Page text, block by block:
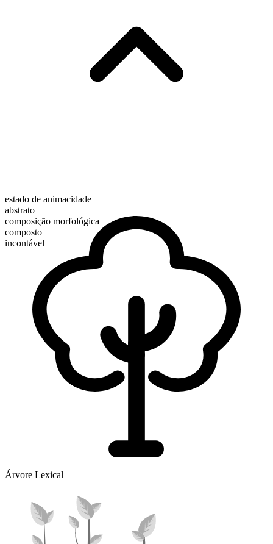
estado de animacidade
abstrato
composição morfológica
composto
incontável
Árvore Lexical